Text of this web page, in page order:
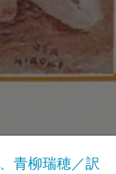
青柳瑞穂／訳